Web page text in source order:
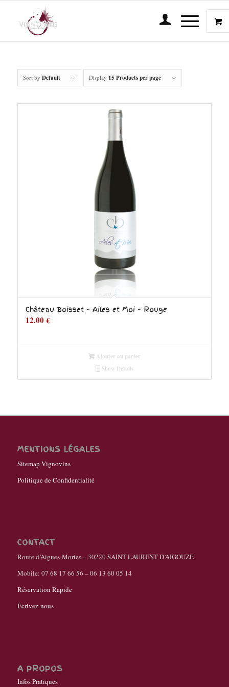
Sort by Default Display 15 Products per page
Château Boisset – Ailes et Moi – Rouge
12.00€
Ajouter au panier
Show Details
MENTIONS LÉGALES
Sitemap Vignovins
Politique de Confidentialité
CONTACT
Route d’Aigues-Mortes – 30220 SAINT LAURENT D’AIGOUZE
Mobile: 07 68 17 66 56 – 06 13 60 05 14
Réservation Rapide
Écrivez-nous
A PROPOS
Infos Pratiques